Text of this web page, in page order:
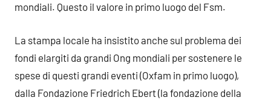
mondiali. Questo il valore in primo luogo del Fsm.
La stampa locale ha insistito anche sul problema dei
fondi elargiti da grandi Ong mondiali per sostenere le
spese di questi grandi eventi (Oxfam in primo luogo),
dalla Fondazione Friedrich Ebert (la fondazione della